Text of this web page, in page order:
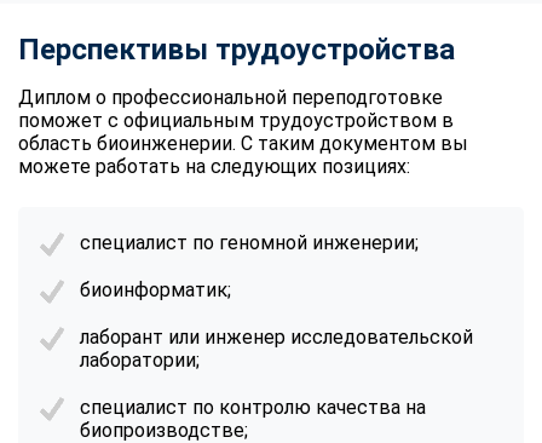
Перспективы трудоустройства
Диплом о профессиональной переподготовке
поможет с официальным трудоустройством в
область биоинженерии. С таким документом вы
можете работать на следующих позициях:
специалист по геномной инженерии;
биоинформатик;
лаборант или инженер исследовательской
лаборатории;
специалист по контролю качества на
биопроизводстве;